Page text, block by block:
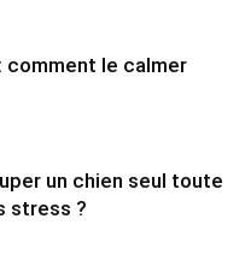
comment le calmer
un chien seul toute
stress ?